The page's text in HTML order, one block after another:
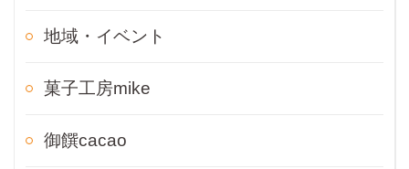
地域・イベント
菓子工房mike
御饌cacao